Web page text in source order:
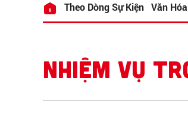
Theo Dòng Sự Kiện Văn Hóa
NHIỆM VỤ